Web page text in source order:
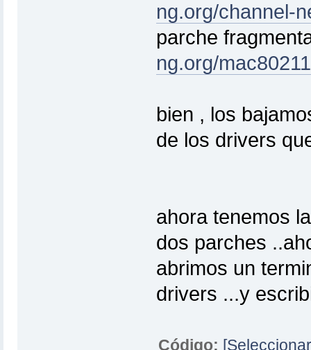
ng.org/channel-
parche
ng.org/
bien , los
de los drivers
ahora tenemos
dos parches
abrimos un
drivers ...y
Código: